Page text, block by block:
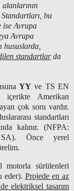
bu
ise Avrupa
Avrupa
hususlarda,
standartlarda
YYve TS EN
içerikte Amerikan
çok soru vardır.
standartları
kalınır. (NFPA:
Önce yerel
motorla sürülenleri
eder). Projede en az
elektriksel tasarım